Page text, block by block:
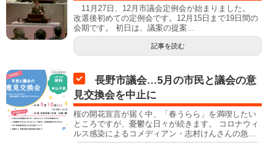
11月27日、12月市議会定例会が始まりました。
改選後初めての定例会です。12月15日まで19日間の
会期です。 初日は、議案の提案...
記事を読む
長野市議会…5月の市民と議会の意
見交換会を中止に
桜の開花宣言が届く中、「春うらら」を満喫したい
ところですが、憂鬱な日々が続きます。 コロナウィ
ルス感染によるコメディアン・志村けんさんの急...